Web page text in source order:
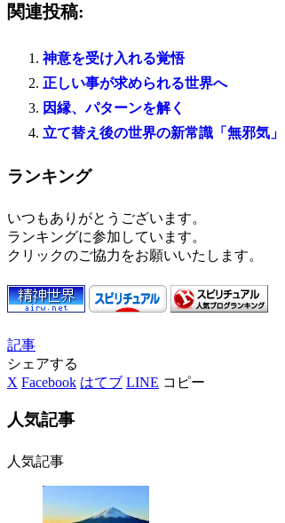
関連投稿:
神意を受け入れる覚悟
正しい事が求められる世界へ
因縁、パターンを解く
立て替え後の世界の新常識「無邪気
ランキング
いつもありがとうございます。
ランキングに参加しています。
クリックのご協力をお願いいたします。
記事
シェアする
X Facebook はてブ LINE コピー
人気記事
人気記事